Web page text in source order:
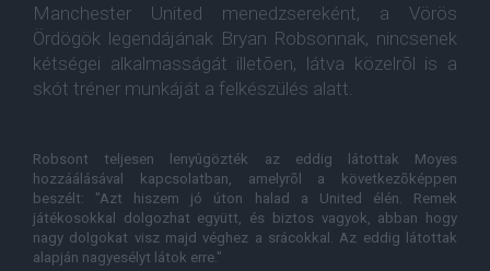
Manchester United menedzsereként, a Vörös
Ördögök legendájának Bryan Robsonnak, nincsenek
kétségei alkalmasságát illetõen, látva közelrõl is a
skót tréner munkáját a felkészülés alatt.
Robsont teljesen lenyûgözték az eddig látottak Moyes
hozzáálásával kapcsolatban, amelyrõl a következõképpen
beszélt: "Azt hiszem jó úton halad a United élén. Remek
játékosokkal dolgozhat együtt, és biztos vagyok, abban hogy
nagy dolgokat visz majd véghez a srácokkal. Az eddig látottak
alapján nagyesélyt látok erre."